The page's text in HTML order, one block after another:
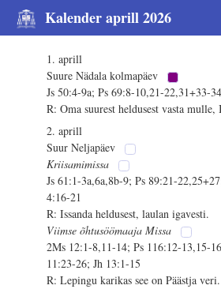
Kalender aprill 2026
1. aprill
Suure Nädala kolmapäev
Js 50:4-9a; Ps 69:8-10,21-22,31+33-
R: Oma suurest heldusest vasta mulle,
2. aprill
Suur Neljapäev
Kriisamimissa
Js 61:1-3a,6a,8b-9; Ps 89:21-
4:16-21
R: Issanda heldusest, laulan igavesti.
Viimse õhtusöömaaja Missa
2Ms 12:1-8,11-14; Ps 116:12-13,15-
11:23-26; Jh 13:1-15
R: Lepingu karikas see on Päästja veri.